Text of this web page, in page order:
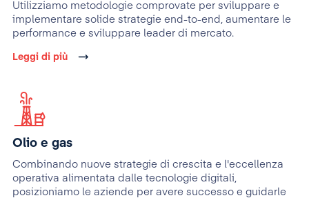
Utilizziamo metodologie comprovate per sviluppare e
implementare solide strategie end-to-end, aumentare le
performance e sviluppare leader di mercato.
Leggi di più
Olio e gas
Combinando nuove strategie di crescita e l'eccellenza
operativa alimentata dalle tecnologie digitali,
posizioniamo le aziende per avere successo e guidarle